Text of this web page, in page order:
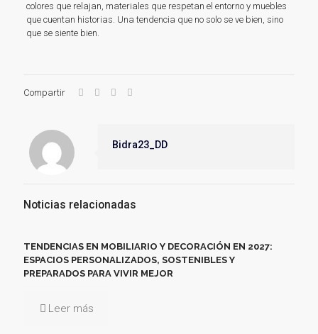
colores que relajan, materiales que respetan el entorno y muebles
que cuentan historias. Una tendencia que no solo se ve bien, sino
que se siente bien.
Compartir
Bidra23_DD
Noticias relacionadas
TENDENCIAS EN MOBILIARIO Y DECORACIÓN EN 2027:
ESPACIOS PERSONALIZADOS, SOSTENIBLES Y
PREPARADOS PARA VIVIR MEJOR
Leer más